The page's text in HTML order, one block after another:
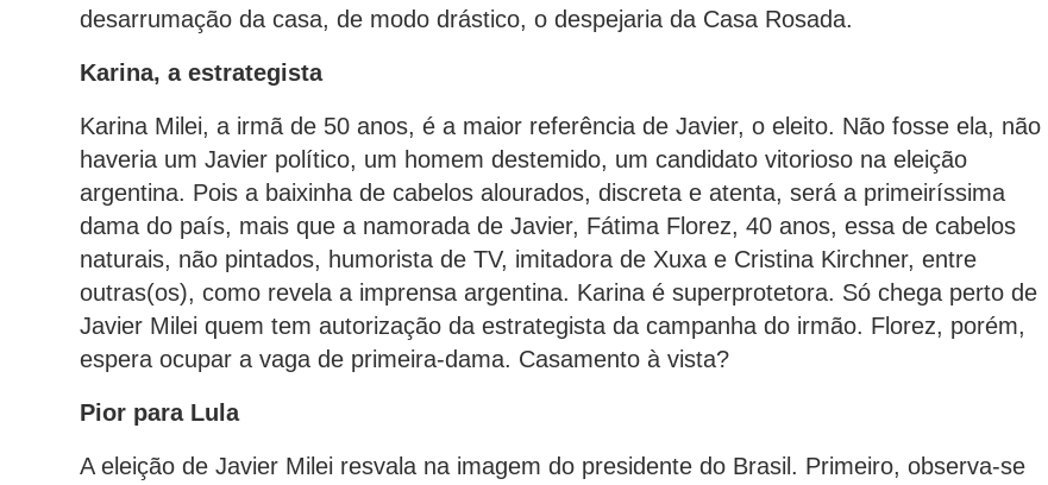
desarrumação da casa, de modo drástico, o despejaria da Casa Rosada.
Karina, a estrategista
Karina Milei, a irmã de 50 anos, é a maior referência de Javier, o eleito. Não fosse ela, não
haveria um Javier político, um homem destemido, um candidato vitorioso na eleição
argentina. Pois a baixinha de cabelos alourados, discreta e atenta, será a primeiríssima
dama do país, mais que a namorada de Javier, Fátima Florez, 40 anos, essa de cabelos
naturais, não pintados, humorista de TV, imitadora de Xuxa e Cristina Kirchner, entre
outras(os), como revela a imprensa argentina. Karina é superprotetora. Só chega perto de
Javier Milei quem tem autorização da estrategista da campanha do irmão. Florez, porém,
espera ocupar a vaga de primeira-dama. Casamento à vista?
Pior para Lula
A eleição de Javier Milei resvala na imagem do presidente do Brasil. Primeiro, observa-se